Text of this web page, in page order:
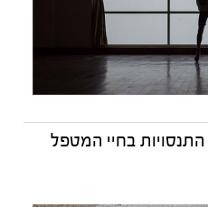
בחיי המטפל